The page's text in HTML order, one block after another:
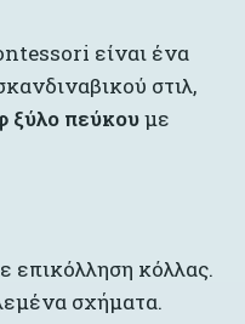
είναι ένα
στιλ,
ξύλο πεύκουμε
επικόλληση κόλλας.
σχήματα.